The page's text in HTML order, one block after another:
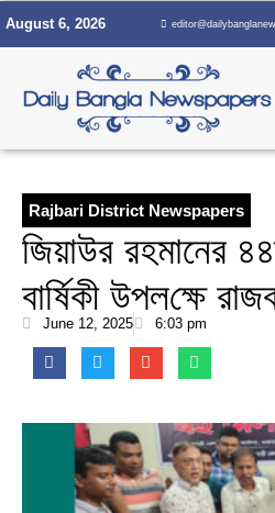
August 6, 2026
Rajbari District Newspapers
জিয়াউর রহমানের
বা‌র্ষিকী উপল‌ক্ষে
June 12, 2025 6:03 pm